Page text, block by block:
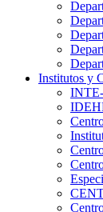
Institutos y